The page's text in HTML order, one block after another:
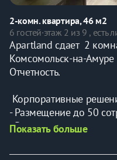
2-комн. квартира, 46 м2
6 гостей·этаж 2 из 9 , есть
Apartland сдает  2
Комсомольск-на-
Отчетность.
Корпоративные
- Размещение до 50
- Разные варианты – от
бюджет
Показать больше